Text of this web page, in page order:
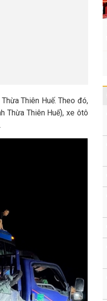
Thiên Huế. Theo đó,
Thừa Thiên Huế), xe ôtô